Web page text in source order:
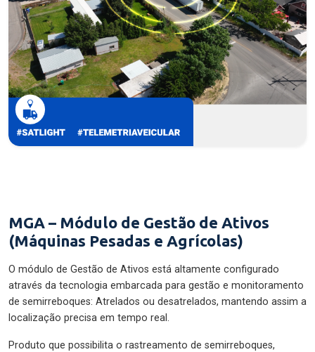
MGA – Módulo de Gestão de Ativos
(Máquinas Pesadas e Agrícolas)
O módulo de Gestão de Ativos está altamente configurado
através da tecnologia embarcada para gestão e monitoramento
de semirreboques: Atrelados ou desatrelados, mantendo assim a
localização precisa em tempo real.
Produto que possibilita o rastreamento de semirreboques,